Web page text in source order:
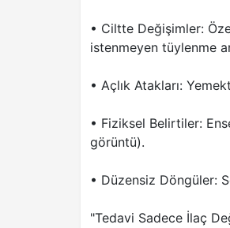
• Ciltte Değişimler:
istenmeyen tüylenme
• Açlık Atakları:
• Fiziksel Belirtiler:
görüntü).
• Düzensiz Döngüler:
"Tedavi Sadece İlaç